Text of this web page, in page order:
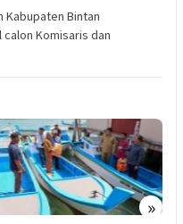
Kabupaten Bintan
Komisaris dan
»